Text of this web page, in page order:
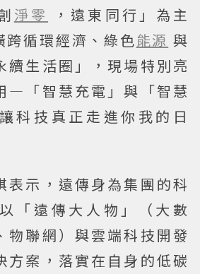
淨零
，遠東同行」為主
跨循環經濟、綠色能源 與
續生活圈」，現場特別亮
—「智慧充電」與「智慧
科技真正走進你我的日
表示，遠傳身為集團的科
「遠傳大人物」（大數
物聯網）與雲端科技開發
方案，落實在自身的低碳